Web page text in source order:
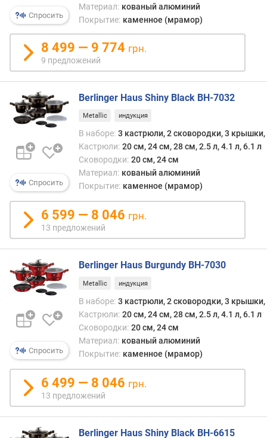
к
и
е
с
т
в
п
р
д
л
о
ж
й
с
н
в
н
ы
х
п
р
е
Спросить
Материал: кованый алюминий
Покрытие: каменное (мрамор)
8 499 — 9 774 грн.
9 предложений
Спросить
Berlinger Haus Shiny Black BH-7032
Metallic индукция
В наборе: 3 кастрюли, 2 сковородки, 3
Кастрюли: 20 см, 24 см, 28 см, 2.5 л, 4.1 л, 6.1 л
Сковородки: 20 см, 24 см
Материал: кованый алюминий
Покрытие: каменное (мрамор)
6 599 — 8 046 грн.
13 предложений
Спросить
Berlinger Haus Burgundy BH-7030
Metallic индукция
В наборе: 3 кастрюли, 2 сковородки, 3
Кастрюли: 20 см, 24 см, 28 см, 2.5 л, 4.1 л, 6.1 л
Сковородки: 20 см, 24 см
Материал: кованый алюминий
Покрытие: каменное (мрамор)
6 499 — 8 046 грн.
13 предложений
Berlinger Haus Shiny Black BH-6615